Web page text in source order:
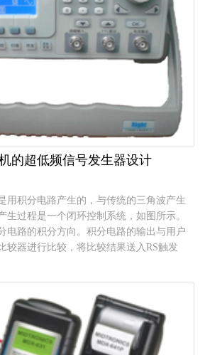
的超低频信号发生器设计
用积分电路产生的，与传统的三角波产生
生过程是一个闭环控制系统，如图所示。
电路的积分方向。积分电路的输出与用户
较器进行比较，将比较结果送入RS触发